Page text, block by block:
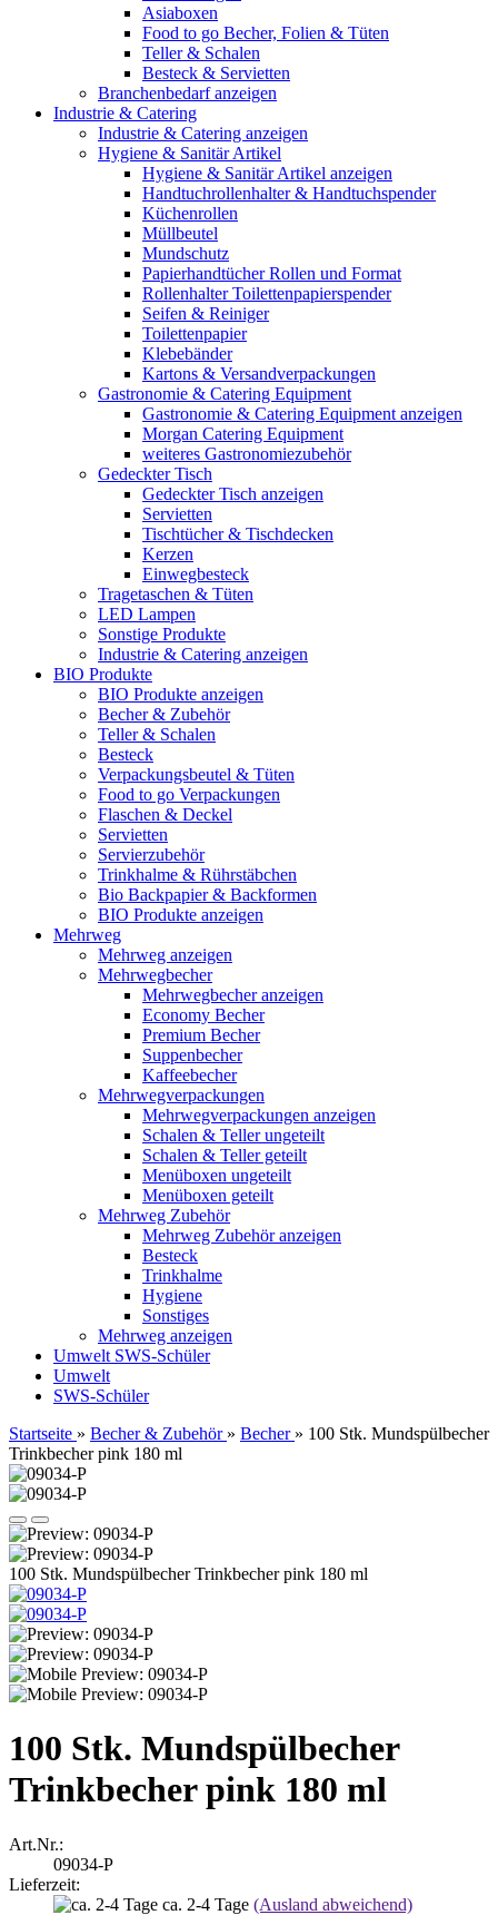
Asiaboxen
Food to go Becher, Folien & Tüten
Teller & Schalen
Besteck & Servietten
Branchenbedarf anzeigen
Industrie & Catering
Industrie & Catering anzeigen
Hygiene & Sanitär Artikel
Hygiene & Sanitär Artikel anzeigen
Handtuchrollenhalter & Handtuchspender
Küchenrollen
Müllbeutel
Mundschutz
Papierhandtücher Rollen und Format
Rollenhalter Toilettenpapierspender
Seifen & Reiniger
Toilettenpapier
Klebebänder
Kartons & Versandverpackungen
Gastronomie & Catering Equipment
Gastronomie & Catering Equipment anzeigen
Morgan Catering Equipment
weiteres Gastronomiezubehör
Gedeckter Tisch
Gedeckter Tisch anzeigen
Servietten
Tischtücher & Tischdecken
Kerzen
Einwegbesteck
Tragetaschen & Tüten
LED Lampen
Sonstige Produkte
Industrie & Catering anzeigen
BIO Produkte
BIO Produkte anzeigen
Becher & Zubehör
Teller & Schalen
Besteck
Verpackungsbeutel & Tüten
Food to go Verpackungen
Flaschen & Deckel
Servietten
Servierzubehör
Trinkhalme & Rührstäbchen
Bio Backpapier & Backformen
BIO Produkte anzeigen
Mehrweg
Mehrweg anzeigen
Mehrwegbecher
Mehrwegbecher anzeigen
Economy Becher
Premium Becher
Suppenbecher
Kaffeebecher
Mehrwegverpackungen
Mehrwegverpackungen anzeigen
Schalen & Teller ungeteilt
Schalen & Teller geteilt
Menüboxen ungeteilt
Menüboxen geteilt
Mehrweg Zubehör
Mehrweg Zubehör anzeigen
Besteck
Trinkhalme
Hygiene
Sonstiges
Mehrweg anzeigen
Umwelt SWS-Schüler
Umwelt
SWS-Schüler
Startseite » Becher & Zubehör » Becher » 100 Stk. Mundspülbecher
Trinkbecher pink 180 ml
100 Stk. Mundspülbecher Trinkbecher pink 180 ml
100 Stk. Mundspülbecher
Trinkbecher pink 180 ml
Art.Nr.:
09034-P
Lieferzeit:
ca. 2-4 Tage (Ausland abweichend)